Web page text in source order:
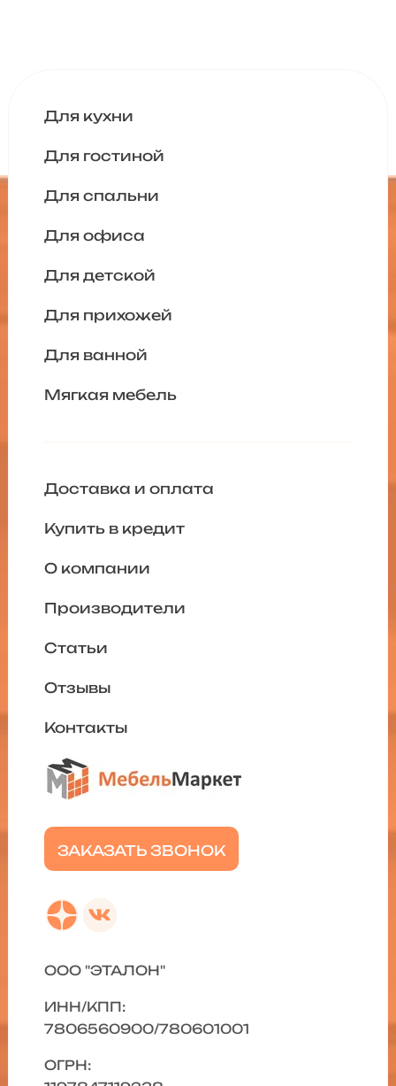
Для кухни
Для гостиной
Для спальни
Для офиса
Для детской
Для прихожей
Для ванной
Мягкая мебель
ЗАКАЗАТЬ ЗВОНОК
Доставка и оплата
Купить в кредит
О компании
Производители
Статьи
Отзывы
Контакты
ООО "ЭТАЛОН"
ИНН/КПП:
7806560900/780601001
ОГРН: